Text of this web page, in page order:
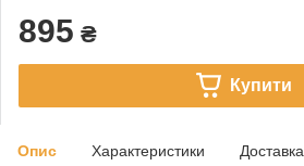
895 ₴
Купити
Опис Характеристики Доставка